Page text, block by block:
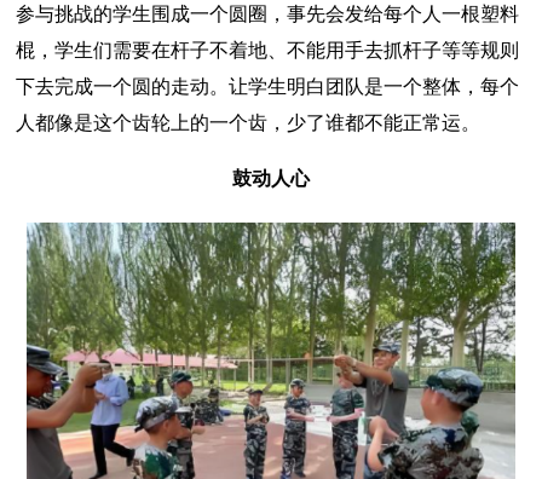
参与挑战的学生围成一个圆圈，事先会发给每个人一根塑料
棍，学生们需要在杆子不着地、不能用手去抓杆子等等规则
下去完成一个圆的走动。让学生明白团队是一个整体，每个
人都像是这个齿轮上的一个齿，少了谁都不能正常运。
鼓动人心